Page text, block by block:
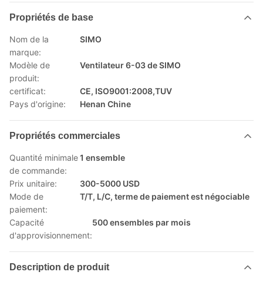
Propriétés de base
Nom de la
marque:
SIMO
Modèle de
produit:
Ventilateur 6-03 de SIMO
certificat:
CE, ISO9001:2008,TUV
Pays d'origine:
Henan Chine
Propriétés commerciales
Quantité minimale
de commande:
1 ensemble
Prix unitaire:
300-5000 USD
Mode de
paiement:
T/T, L/C, terme de paiement est négociable
Capacité
d'approvisionnement:
500 ensembles par mois
Description de produit